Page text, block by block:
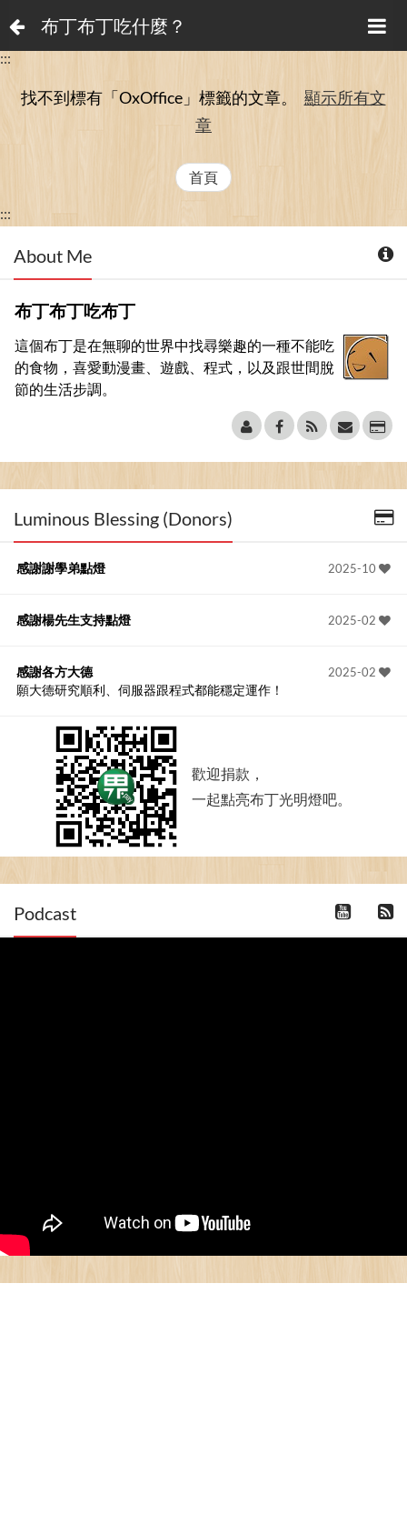
布丁布丁吃什麼？
:::
找不到標有「OxOffice」標籤的文章。
顯示所有文
章
首頁
:::
About Me
布丁布丁吃布丁
這個布丁是在無聊的世界中找尋樂趣的一種不能吃
的食物，喜愛動漫畫、遊戲、程式，以及跟世間脫
節的生活步調。
Luminous Blessing (Donors)
2025-10
感謝謝學弟點燈
2025-02
感謝楊先生支持點燈
2025-02
感謝各方大德
願大德研究順利、伺服器跟程式都能穩定運作！
歡迎捐款，
一起點亮布丁光明燈吧。
Podcast